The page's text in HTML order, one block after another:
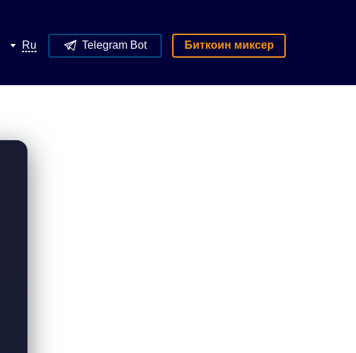
Ru Telegram Bot Биткоин миксер